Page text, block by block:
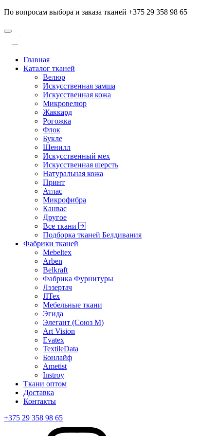
По вопросам выбора и заказа тканей +375 29 358 98 65
Главная
Каталог тканей
Велюр
Искусственная замша
Искусственная кожа
Микровелюр
Жаккард
Рогожка
Флок
Букле
Шенилл
Искусственный мех
Искусственная шерсть
Натуральная кожа
Принт
Атлас
Микрофибра
Канвас
Другое
Все ткани
Подборка тканей Белдивания
Фабрики тканей
Mebeltex
Arben
Belkraft
Фабрика Фурнитуры
Лэзертач
JITex
Мебельные ткани
Эгида
Элегант (Союз М)
Art Vision
Evatex
TextileData
Бонлайф
Ametist
Instroy
Ткани оптом
Доставка
Контакты
+375 29 358 98 65